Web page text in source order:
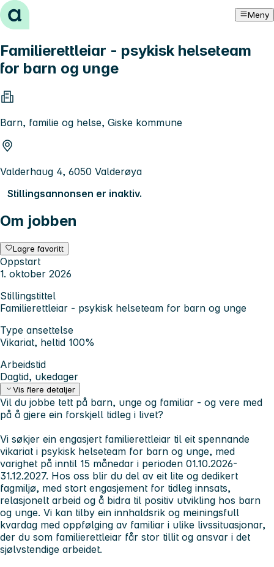
Hopp til innhold Meny
Familierettleiar - psykisk helseteam
for barn og unge
Barn, familie og helse, Giske kommune
Valderhaug 4, 6050 Valderøya
Stillingsannonsen er inaktiv.
Om jobben
Lagre favoritt
Oppstart
1. oktober 2026
Stillingstittel
Familierettleiar - psykisk helseteam for barn og unge
Type ansettelse
Vikariat, heltid 100%
Arbeidstid
Dagtid, ukedager
Vis flere detaljer
Vil du jobbe tett på barn, unge og familiar - og vere med
på å gjere ein forskjell tidleg i livet?
Vi søkjer ein engasjert familierettleiar til eit spennande
vikariat i psykisk helseteam for barn og unge, med
varighet på inntil 15 månedar i perioden 01.10.2026-
31.12.2027. Hos oss blir du del av eit lite og dedikert
fagmiljø, med stort engasjement for tidleg innsats,
relasjonelt arbeid og å bidra til positiv utvikling hos barn
og unge. Vi kan tilby ein innhaldsrik og meiningsfull
kvardag med oppfølging av familiar i ulike livssituasjonar,
der du som familierettleiar får stor tillit og ansvar i det
sjølvstendige arbeidet.